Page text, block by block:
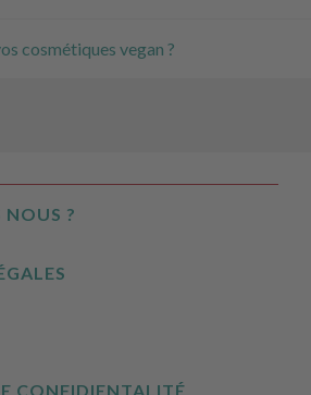
cosmétiques vegan ?
NOUS ?
CONFIDIENTALITÉ